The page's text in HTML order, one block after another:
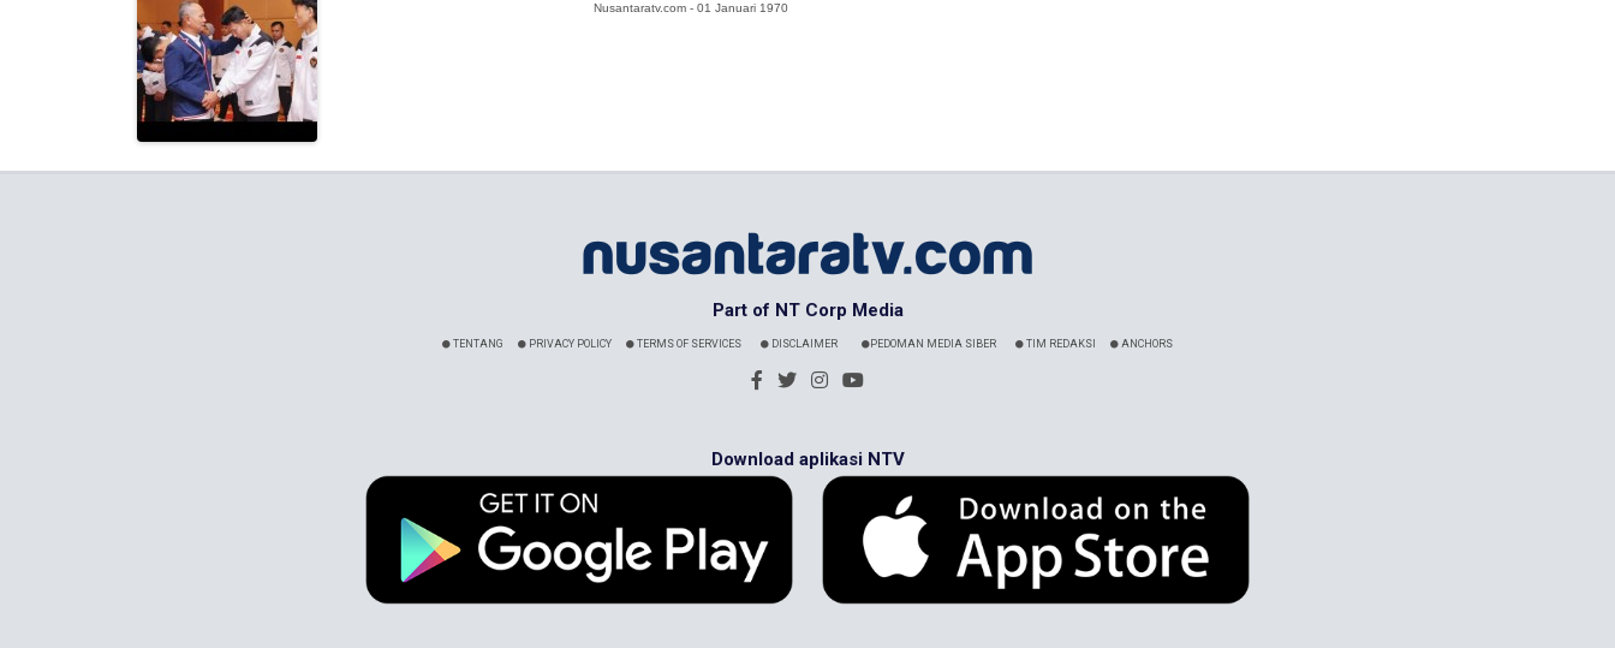
Nusantaratv.com - 01 Januari 1970
Part of NT Corp Media
TENTANG PRIVACY POLICY TERMS OF SERVICES DISCLAIMER PEDOMAN MEDIA SIBER TIM REDAKSI ANCHORS
Download aplikasi NTV